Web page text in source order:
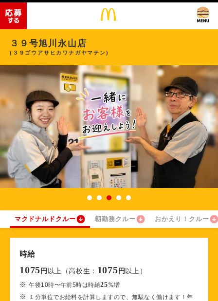
３９号旭川永山店
(３９ゴウアサヒカワナガヤマテン)
マクドナルドクルー 朝勤務クルー おかえり！クルー
時給
1075 円 以上（高校生： 1075 円 以上）
※午後10時〜午前5時は時給25%増
※
１分単位でお給料を計算しますので、無駄なく働けます！年